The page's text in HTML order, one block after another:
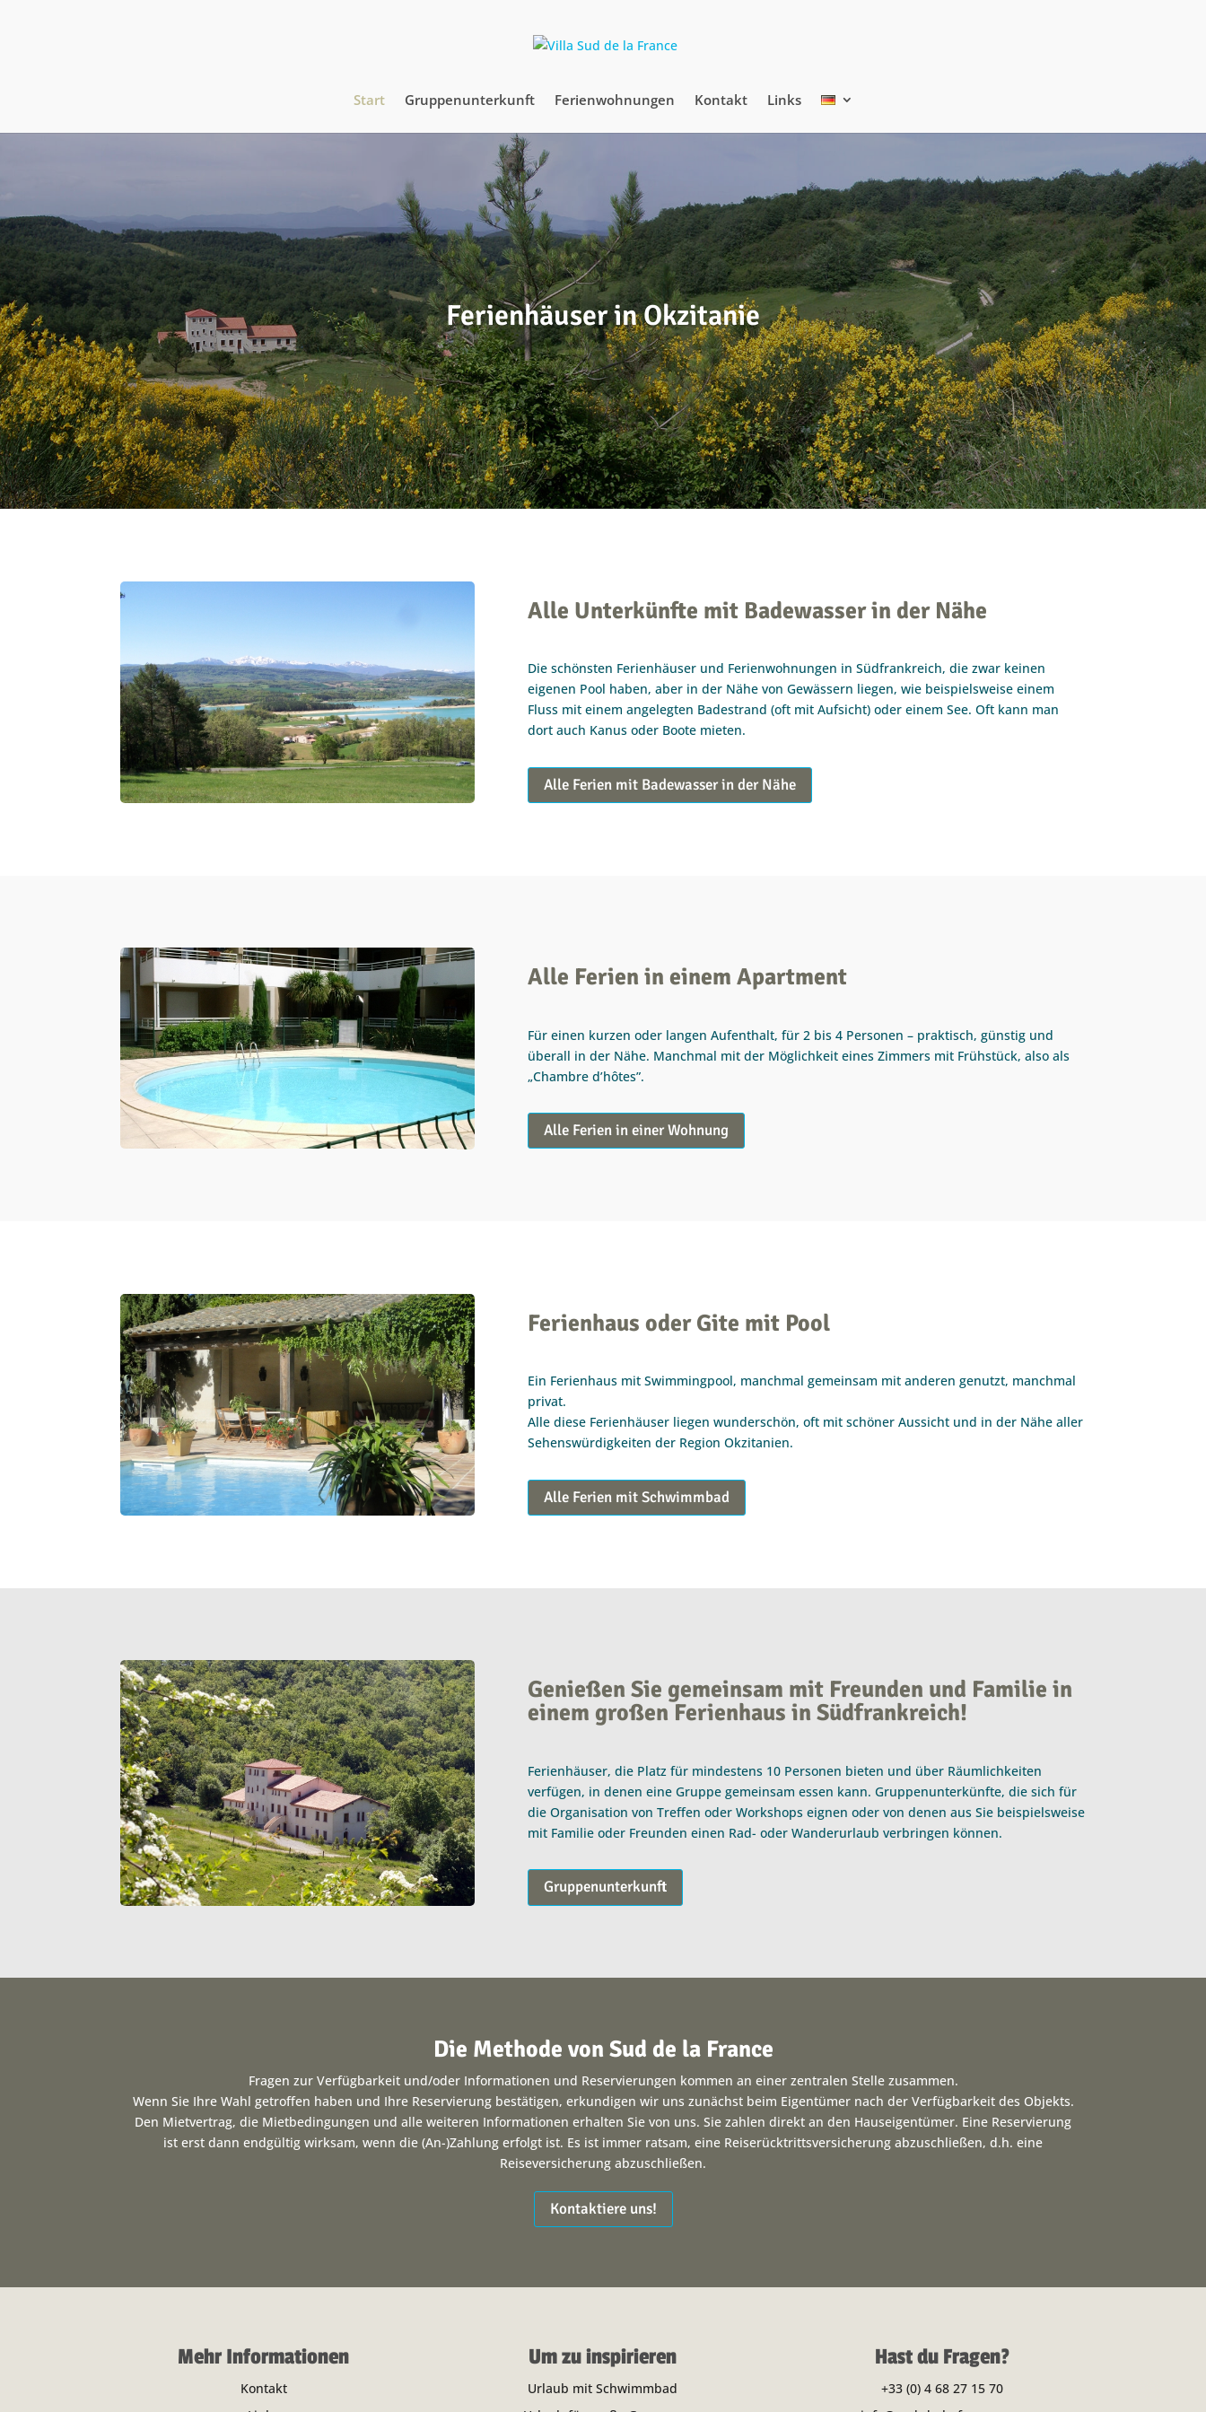
Start Gruppenunterkunft Ferienwohnungen Kontakt Links
Ferienhäuser in Okzitanie
Alle Unterkünfte mit Badewasser in der Nähe
Die schönsten Ferienhäuser und Ferienwohnungen in Südfrankreich, die zwar keinen
eigenen Pool haben, aber in der Nähe von Gewässern liegen, wie beispielsweise einem
Fluss mit einem angelegten Badestrand (oft mit Aufsicht) oder einem See. Oft kann man
dort auch Kanus oder Boote mieten.
Alle Ferien mit Badewasser in der Nähe
Alle Ferien in einem Apartment
Für einen kurzen oder langen Aufenthalt, für 2 bis 4 Personen – praktisch, günstig und
überall in der Nähe. Manchmal mit der Möglichkeit eines Zimmers mit Frühstück, also als
„Chambre d’hôtes”.
Alle Ferien in einer Wohnung
Ferienhaus oder Gite mit Pool
Ein Ferienhaus mit Swimmingpool, manchmal gemeinsam mit anderen genutzt, manchmal
privat.
Alle diese Ferienhäuser liegen wunderschön, oft mit schöner Aussicht und in der Nähe aller
Sehenswürdigkeiten der Region Okzitanien.
Alle Ferien mit Schwimmbad
Genießen Sie gemeinsam mit Freunden und Familie in
einem großen Ferienhaus in Südfrankreich!
Ferienhäuser, die Platz für mindestens 10 Personen bieten und über Räumlichkeiten
verfügen, in denen eine Gruppe gemeinsam essen kann. Gruppenunterkünfte, die sich für
die Organisation von Treffen oder Workshops eignen oder von denen aus Sie beispielsweise
mit Familie oder Freunden einen Rad- oder Wanderurlaub verbringen können.
Gruppenunterkunft
Die Methode von Sud de la France
Fragen zur Verfügbarkeit und/oder Informationen und Reservierungen kommen an einer zentralen Stelle zusammen.
Wenn Sie Ihre Wahl getroffen haben und Ihre Reservierung bestätigen, erkundigen wir uns zunächst beim Eigentümer nach der Verfügbarkeit des Objekts.
Den Mietvertrag, die Mietbedingungen und alle weiteren Informationen erhalten Sie von uns. Sie zahlen direkt an den Hauseigentümer. Eine Reservierung
ist erst dann endgültig wirksam, wenn die (An-)Zahlung erfolgt ist. Es ist immer ratsam, eine Reiserücktrittsversicherung abzuschließen, d.h. eine
Reiseversicherung abzuschließen.
Kontaktiere uns!
Mehr Informationen
Kontakt
Um zu inspirieren
Urlaub mit Schwimmbad
Hast du Fragen?
+33 (0) 4 68 27 15 70